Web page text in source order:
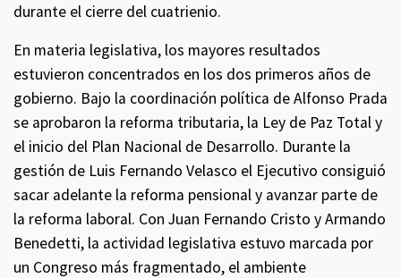
durante el cierre del cuatrienio.
En materia legislativa, los mayores resultados
estuvieron concentrados en los dos primeros años de
gobierno. Bajo la coordinación política de Alfonso Prada
se aprobaron la reforma tributaria, la Ley de Paz Total y
el inicio del Plan Nacional de Desarrollo. Durante la
gestión de Luis Fernando Velasco el Ejecutivo consiguió
sacar adelante la reforma pensional y avanzar parte de
la reforma laboral. Con Juan Fernando Cristo y Armando
Benedetti, la actividad legislativa estuvo marcada por
un Congreso más fragmentado, el ambiente